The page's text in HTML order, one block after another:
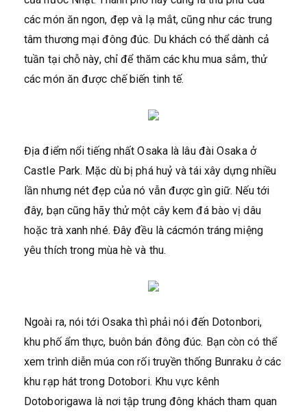
các món ăn ngon, đẹp và lạ mắt, cũng như các trung
tâm thương mại đông đúc. Du khách có thể dành cả
tuần tại chỗ này, chỉ để thăm các khu mua sắm, thử
các món ăn được chế biến tinh tế.
Địa điểm nổi tiếng nhất Osaka là lâu đài Osaka ở
Castle Park. Mặc dù bị phá huỷ và tái xây dựng nhiều
lần nhưng nét đẹp của nó vẫn được gìn giữ. Nếu tới
đây, bạn cũng hãy thử một cây kem đá bào vị dâu
hoặc trà xanh nhé. Đây đều là cácmón tráng miệng
yêu thích trong mùa hè và thu.
Ngoài ra, nói tới Osaka thì phải nói đến Dotonbori,
khu phố ẩm thực, buôn bán đông đúc. Bạn còn có thể
xem trình diễn múa con rối truyền thống Bunraku ở các
khu rạp hát trong Dotobori. Khu vực kênh
Dotoborigawa là nơi tập trung đông khách tham quan